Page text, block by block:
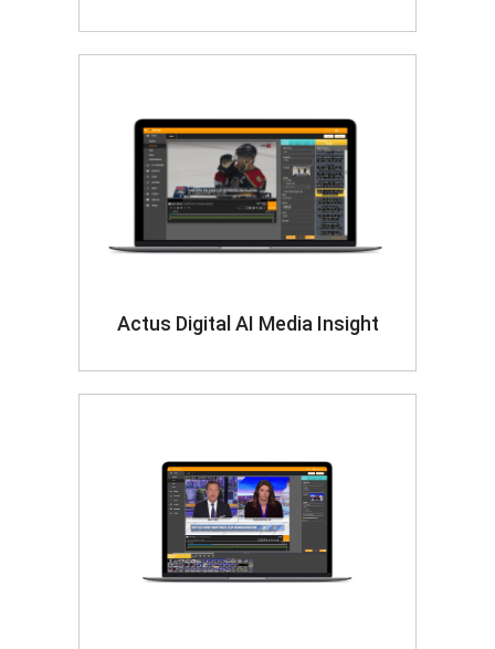
Actus Digital AI Media Insight